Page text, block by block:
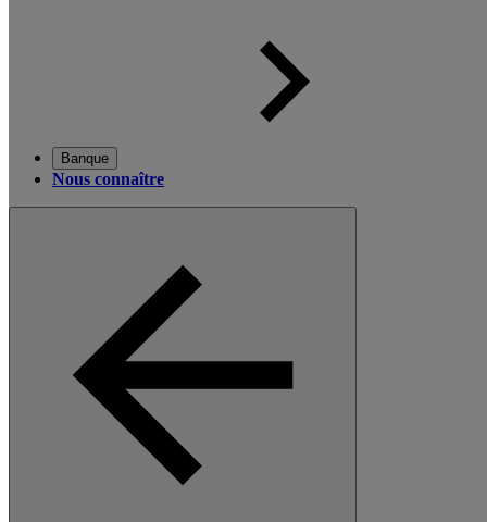
Banque
Nous connaître